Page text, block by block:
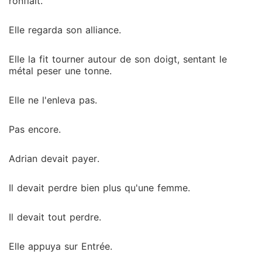
Elle regarda son alliance.
Elle la fit tourner autour de son doigt, sentant le
métal peser une tonne.
Elle ne l'enleva pas.
Pas encore.
Adrian devait payer.
Il devait perdre bien plus qu'une femme.
Il devait tout perdre.
Elle appuya sur Entrée.